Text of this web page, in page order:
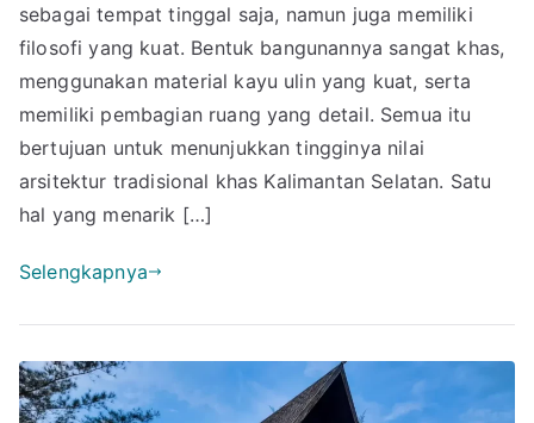
Adat
sebagai tempat tinggal saja, namun juga memiliki
filosofi yang kuat. Bentuk bangunannya sangat khas,
menggunakan material kayu ulin yang kuat, serta
memiliki pembagian ruang yang detail. Semua itu
bertujuan untuk menunjukkan tingginya nilai
arsitektur tradisional khas Kalimantan Selatan. Satu
hal yang menarik […]
Selengkapnya